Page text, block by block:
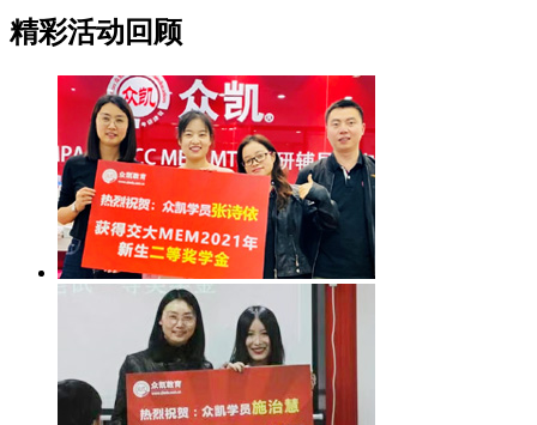
精彩活动回顾